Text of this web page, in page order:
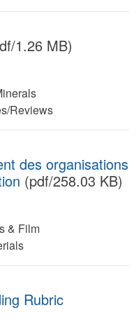
1.26 MB)
Reviews
des organisations
(pdf/258.03 KB)
& Film
Rubric